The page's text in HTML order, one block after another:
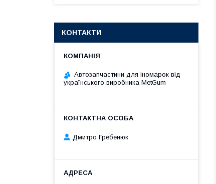
КОНТАКТИ
Автозапчастини для іномарок від
українського виробника MetGum
Дмитро Гребенюк